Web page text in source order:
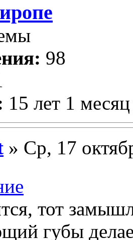
98
15 лет 1 месяц
» Ср, 17
тот
губы